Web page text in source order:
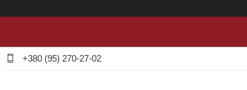
+380 (95) 270-27-02